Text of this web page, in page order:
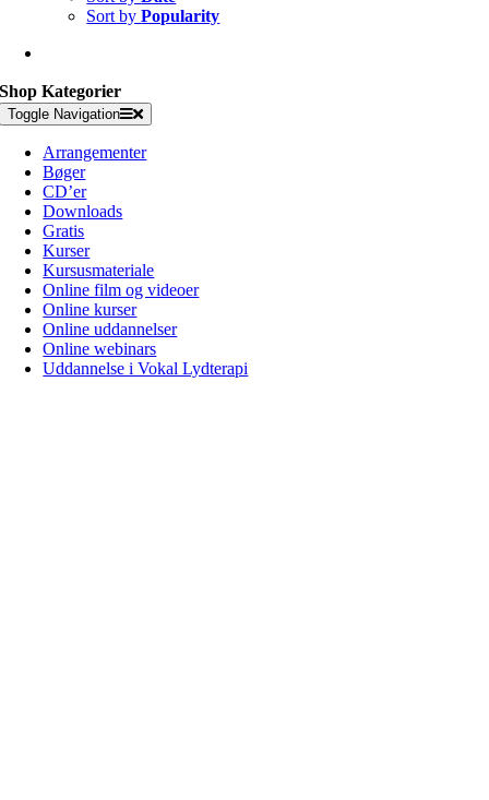
Sort byPopularity
Shop Kategorier
Toggle Navigation
Arrangementer
Bøger
CD’er
Downloads
Gratis
Kurser
Kursusmateriale
Online film og videoer
Online kurser
Online uddannelser
Online webinars
Uddannelse i Vokal Lydterapi